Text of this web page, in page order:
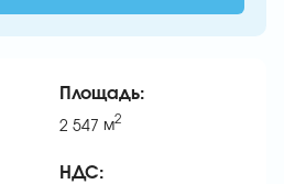
Площадь:
2 547 м2
НДС: